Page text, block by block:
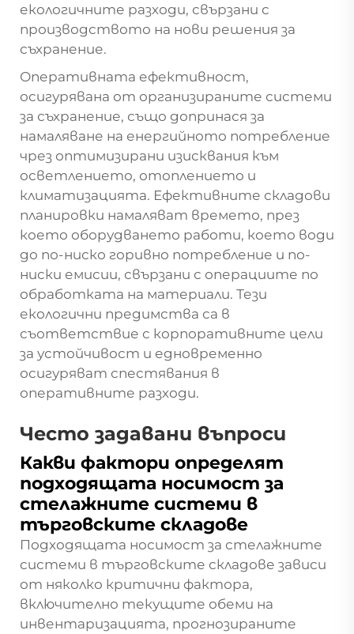
екологичните разходи, свързани с
производството на нови решения за
съхранение.
Оперативната ефективност,
осигурявана от организираните системи
за съхранение, също допринася за
намаляване на енергийното потребление
чрез оптимизирани изисквания към
осветлението, отоплението и
климатизацията. Ефективните складови
планировки намаляват времето, през
което оборудването работи, което води
до по-ниско горивно потребление и по-
ниски емисии, свързани с операциите по
обработката на материали. Тези
екологични предимства са в
съответствие с корпоративните цели
за устойчивост и едновременно
осигуряват спестявания в
оперативните разходи.
Често задавани въпроси
Какви фактори определят
подходящата носимост за
стелажните системи в
търговските складове
Подходящата носимост за стелажните
системи в търговските складове зависи
от няколко критични фактора,
включително текущите обеми на
инвентаризацията, прогнозираните